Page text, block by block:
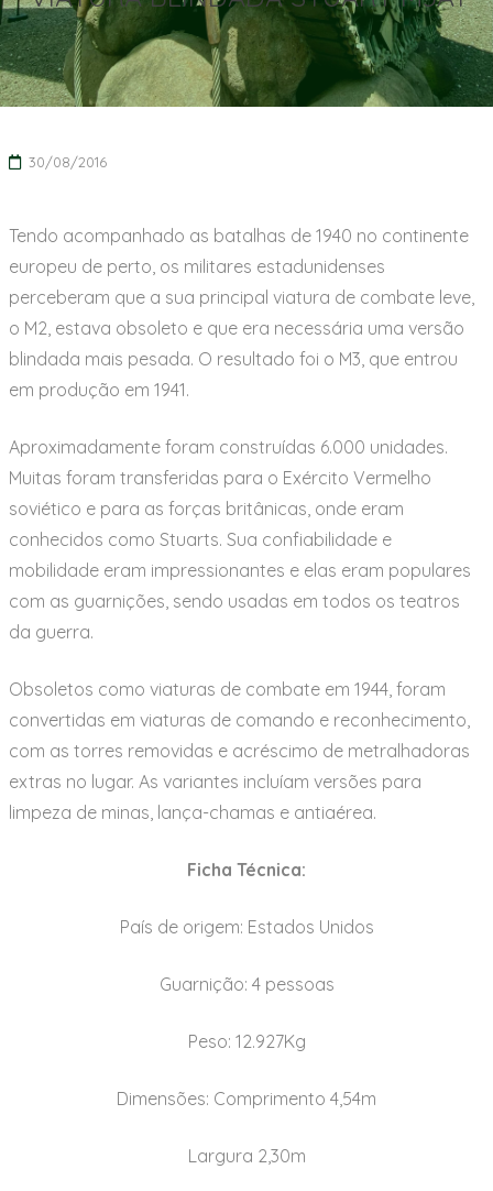
30/08/2016
Tendo acompanhado as batalhas de 1940 no continente
europeu de perto, os militares estadunidenses
perceberam que a sua principal viatura de combate leve,
o M2, estava obsoleto e que era necessária uma versão
blindada mais pesada. O resultado foi o M3, que entrou
em produção em 1941.
Aproximadamente foram construídas 6.000 unidades.
Muitas foram transferidas para o Exército Vermelho
soviético e para as forças britânicas, onde eram
conhecidos como Stuarts. Sua confiabilidade e
mobilidade eram impressionantes e elas eram populares
com as guarnições, sendo usadas em todos os teatros
da guerra.
Obsoletos como viaturas de combate em 1944, foram
convertidas em viaturas de comando e reconhecimento,
com as torres removidas e acréscimo de metralhadoras
extras no lugar. As variantes incluíam versões para
limpeza de minas, lança-chamas e antiaérea.
Ficha Técnica:
País de origem: Estados Unidos
Guarnição: 4 pessoas
Peso: 12.927Kg
Dimensões: Comprimento 4,54m
Largura 2,30m